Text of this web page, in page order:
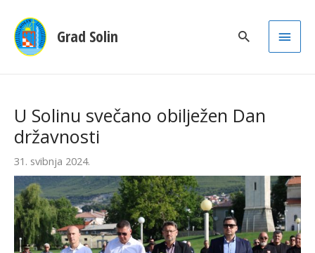
Grad Solin
Main
U Solinu svečano obilježen Dan
državnosti
31. svibnja 2024.